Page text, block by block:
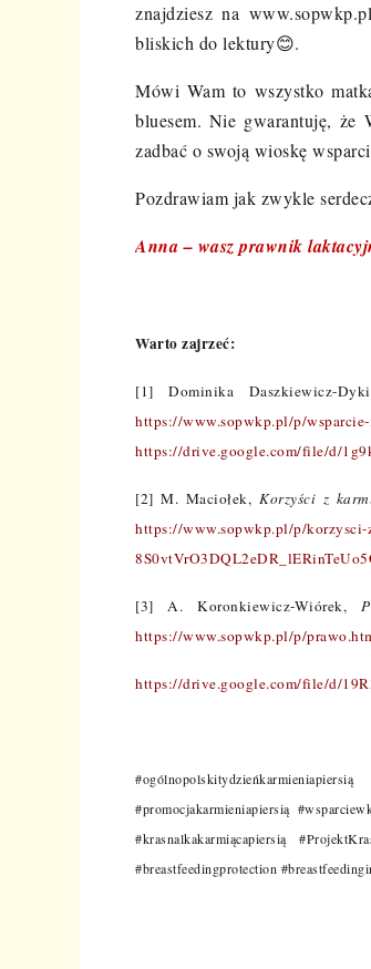
znajdziesz na
bliskich do lektury😊.
Mówi Wam to wszystko
bluesem. Nie gwarantuję, że
zadbać o swoją wioskę
Pozdrawiam jak zwykle
Anna – wasz prawnik
Warto zajrzeć:
[1] Dominika Daszkiewicz-
https://www.sopwkp.pl/p/
https://drive.google.com/file/d/
[2] M. Maciołek,Korzyści z
https://www.sopwkp.pl/p/korzysci-
[3] A. Koronkiewicz-Wiórek,
https://www.sopwkp.pl/p/
https://drive.google.com/file/d/
#promocjakarmieniapiersią
#krasnalkakarmiącapiersią
#breastfeedingprotection